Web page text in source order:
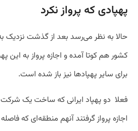
پهپادی که پرواز نکرد
حالا به نظر می‌رسد بعد از گذشت نزدیک
کشور هم کوتا آمده و اجازه پرواز به این
برای سایر پهپاد‌ها نیز باز شده است.
فعلا دو پهپاد ایرانی که ساخت یک
اجازه پرواز گرفتند آنهم منطقه‌ای که